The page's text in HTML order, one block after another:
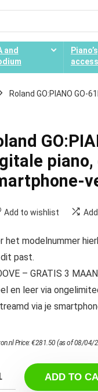
and
Roland GO:PIANO GO-
piano,
Add to wishlist
het modelnummer
past.
– GRATIS 3
en leer via
via je
Price:€281.50(as of 08/04/
ADD TO